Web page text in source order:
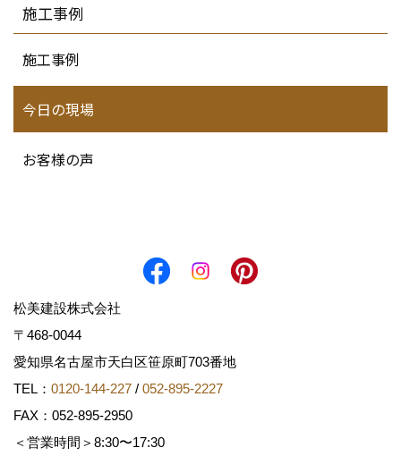
施工事例
施工事例
今日の現場
お客様の声
松美建設株式会社
〒468-0044
愛知県名古屋市天白区笹原町703番地
TEL： 0120-144-227 / 052-895-2227
FAX：052-895-2950
＜営業時間＞8:30〜17:30